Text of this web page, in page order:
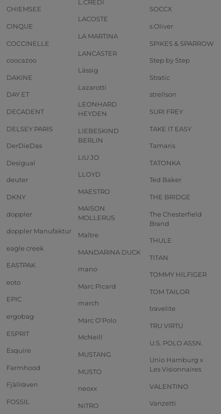
CHIEMSEE
CINQUE
COCCINELLE
coocazoo
DAKINE
DAY ET
DECADENT
DELSEY PARIS
DerDieDas
Desigual
deuter
DKNY
doppler
doppler Manufaktur
eagle creek
EASTPAK
eoto
EPIC
ergobag
ESPRIT
Esquire
Farmhood
Fjällräven
FOSSIL
L.CREDI
LACOSTE
LA MARTINA
LANCASTER
Lässig
Lazarotti
LEONHARD
HEYDEN
LIEBESKIND
BERLIN
LIU JO
LLOYD
MAESTRO
MAISON
MOLLERUS
Maître
MANDARINA DUCK
mano
Marc Picard
march
Marc O'Polo
McNeill
MUSTANG
MUSTO
neoxx
NITRO
SOCCX
s.Oliver
SPIKES & SPARROW
Step by Step
Stratic
strellson
SURI FREY
TAKE IT EASY
Tamaris
TATONKA
Ted Baker
THE BRIDGE
The Chesterfield
Brand
THULE
TITAN
TOMMY HILFIGER
TOM TAILOR
travelite
TRU VIRTU
U.S. POLO ASSN.
Unio Hamburg x
Les Visionnaires
VALENTINO
Vanzetti